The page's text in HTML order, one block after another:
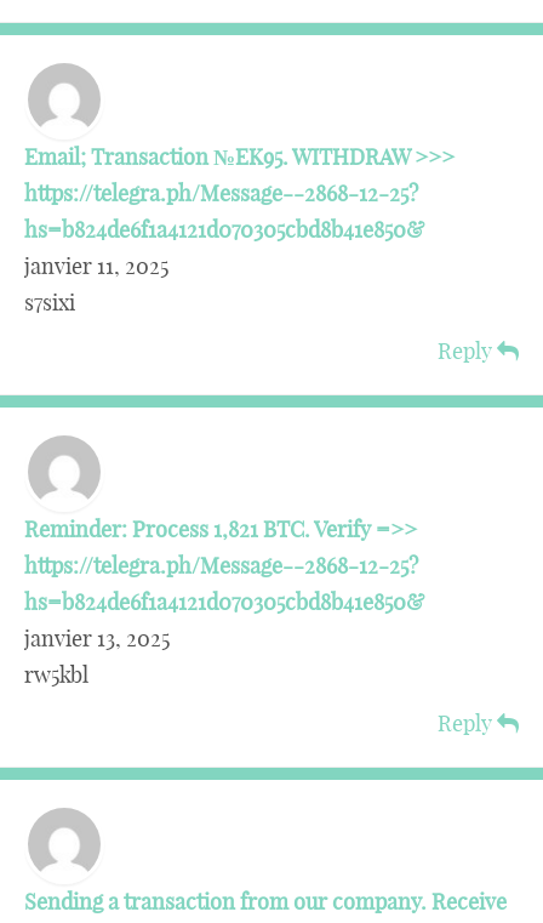
Email; Transaction №EK95. WITHDRAW >>>
https://telegra.ph/Message--2868-12-25?
hs=b824de6f1a4121d070305cbd8b41e850&
janvier 11, 2025
s7sixi
Reply
Reminder: Process 1,821 BTC. Verify =>>
https://telegra.ph/Message--2868-12-25?
hs=b824de6f1a4121d070305cbd8b41e850&
janvier 13, 2025
rw5kbl
Reply
Sending a transaction from our company. Receive